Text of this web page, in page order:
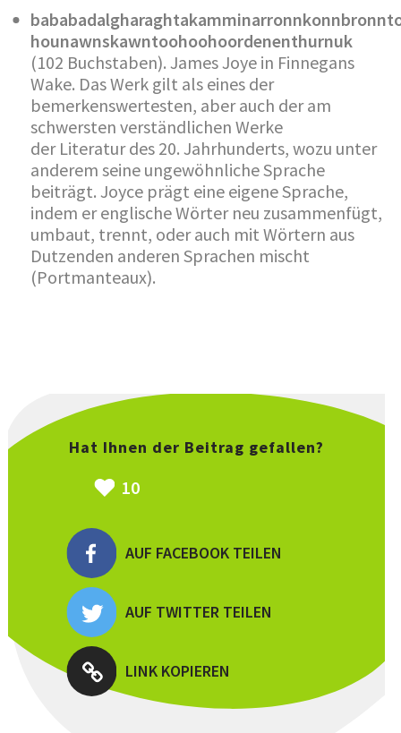
hounawnskawntoohoohoordenenthurnuk
(102 Buchstaben). James Joye in Finnegans
Wake. Das Werk gilt als eines der
bemerkenswertesten, aber auch der am
schwersten verständlichen Werke
der Literatur des 20. Jahrhunderts, wozu unter
anderem seine ungewöhnliche Sprache
beiträgt. Joyce prägt eine eigene Sprache,
indem er englische Wörter neu zusammenfügt,
umbaut, trennt, oder auch mit Wörtern aus
Dutzenden anderen Sprachen mischt
(Portmanteaux).
Hat Ihnen der Beitrag gefallen?
10
AUF FACEBOOK TEILEN
AUF TWITTER TEILEN
LINK KOPIEREN